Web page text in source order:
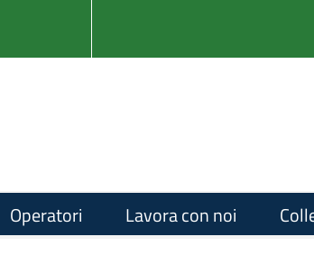
Operatori Lavora con noi